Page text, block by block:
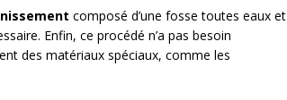
composé d’une fosse toutes eaux et
Enfin, ce procédé n’a pas besoin
des matériaux spéciaux, comme les